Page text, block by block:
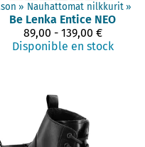
Mi-saison ‪» Nauhattomat nilkkurit ‪»
Be Lenka Entice NEO
89,00 - 139,00 €
Disponible en stock